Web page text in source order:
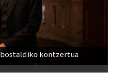
kontzertua